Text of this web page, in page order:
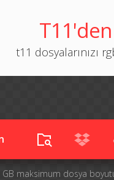
t11 dosyalarınızı
GB maksimum dosya